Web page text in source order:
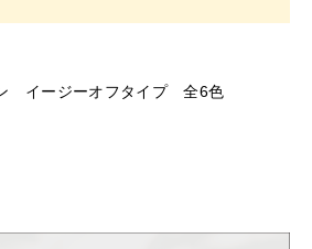
けますと、悪化する恐れがありま
いて＞
ない場所に保管してください。
＞
ン イージーオフタイプ 全6色